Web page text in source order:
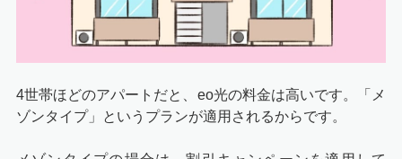
4世帯ほどのアパートだと、eo光の料金は高いです。「メ
ゾンタイプ」というプランが適用されるからです。